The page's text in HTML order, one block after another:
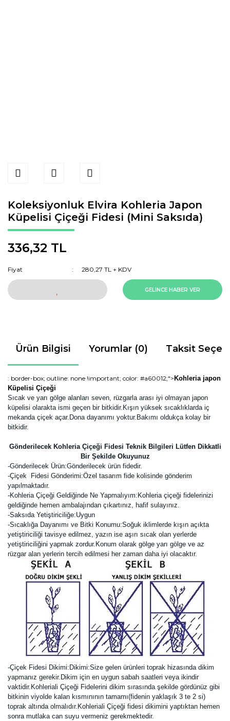
Koleksiyonluk Elvira Kohleria Japon
Küpelisi Çiçeği Fidesi (Mini Saksıda)
336,32 TL
Fiyat 280,27 TL + KDV
GELİNCE HABER VER
Ürün Bilgisi Yorumlar (0) Taksit
: border-box; outline: none !important; color: #a60012;"> Kohleria japon
Küpelisi Çiçeği
Sıcak ve yarı gölge alanları seven, rüzgarla arası iyi olmayan japon
küpelisi olarakta ismi geçen bir bitkidir.Kışın yüksek sıcaklıklarda iç
mekanda çiçek açar.Dona dayanımı yoktur.Bakımı oldukça kolay bir
bitkidir.
Gönderilecek Kohleria Çiçeği Fidesi Teknik Bilgileri Lütfen Dikkatli
Bir Şekilde Okuyunuz
-Gönderilecek Ürün:Gönderilecek ürün fidedir.
-Çiçek Fidesi Gönderimi:Özel tasarım fide kolisinde gönderim
yapılmaktadır.
-Kohleria Çiçeği Geldiğinde Ne Yapmalıyım:Kohleria çiçeği fidelerinizi
geldiğinde hemen ambalajından çıkartınız, hafif sulayınız.
-Saksıda Yetiştiriciliğe:Uygun
-Sıcaklığa Dayanımı ve Bitki Konumu:Soğuk iklimlerde kışın açıkta
yetiştiriciliği tavisye edilmez, yazın ise aşırı sıcak olan yerlerde
yetiştiriciliğini yapmak zordur.Konum olarak gölge yarı gölge ve az
rüzgar alan yerlerin tercih edilmesi her zaman daha iyi olacaktır.
-Çiçek Fidesi Dikimi: Dikimi:Size gelen ürünleri toprak hizasında dikim
yapmanız gerekir.Dikim için en uygun sabah saatleri veya ikindir
vaktidir.Kohleriali Çiçeği Fidelerini dikim sırasında şekilde gördünüz gibi
bitkinin viyolde kalan kısmınının tamamı(fidenin yaklaşık 3 te 2 si)
toprak altında olmalıdır.Kohleriali Çiçeği fidesi dikimini yaptıktan hemen
sonra mutlaka can suyu vermeniz gerekmektedir.